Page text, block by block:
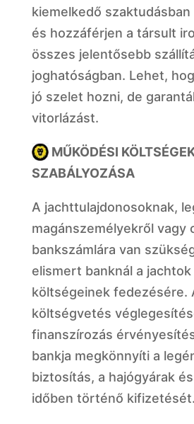
kiemelkedő
és hozzáférjen a társult
összes jelentősebb
joghatóságban. Lehet,
jó szelet hozni, de
vitorlázást.
MŰKÖDÉSI
SZABÁLYOZÁSA
A jachttulajdonosoknak,
magánszemélyekről vagy
bankszámlára van
elismert banknál a
költségeinek fedezésére.
költségvetés
finanszírozás
bankja megkönnyíti a
biztosítás, a hajógyárak
időben történő kifizetését.